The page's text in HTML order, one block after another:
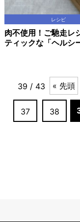
レシピ
肉不使用！ご馳走レ
ティックな「ヘルシ
39 / 43 « 先頭
37 38